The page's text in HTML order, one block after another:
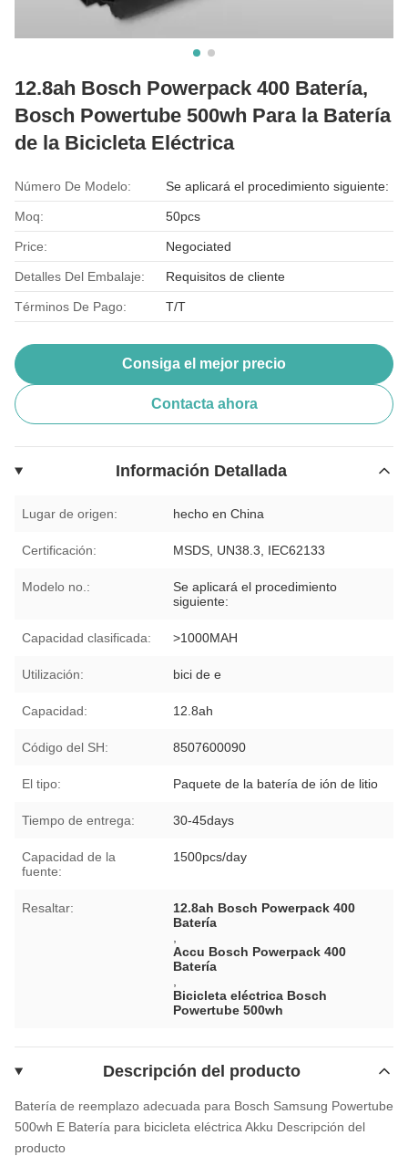
12.8ah Bosch Powerpack 400 Batería,
Bosch Powertube 500wh Para la Batería
de la Bicicleta Eléctrica
Número De Modelo: Se aplicará el procedimiento siguiente:
Moq: 50pcs
Price: Negociated
Detalles Del Embalaje: Requisitos de cliente
Términos De Pago: T/T
Consiga el mejor precio
Contacta ahora
Información Detallada
Lugar de origen: hecho en China
Certificación: MSDS, UN38.3, IEC62133
Modelo no.:
Se aplicará el procedimiento
siguiente:
Capacidad clasificada: >1000MAH
Utilización: bici de e
Capacidad: 12.8ah
Código del SH: 8507600090
El tipo: Paquete de la batería de ión de litio
Tiempo de entrega: 30-45days
Capacidad de la
fuente:
1500pcs/day
Resaltar:
12.8ah Bosch Powerpack 400
Batería
Accu Bosch Powerpack 400
Batería
Bicicleta eléctrica Bosch
Powertube 500wh
Descripción del producto
Batería de reemplazo adecuada para Bosch Samsung Powertube
500wh E Batería para bicicleta eléctrica Akku Descripción del
producto